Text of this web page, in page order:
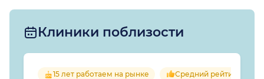
Клиники поблизости
15 лет работаем на рынке Средний рейтинг